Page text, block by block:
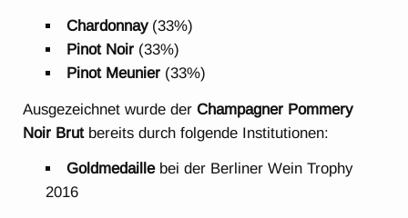
Chardonnay(33%)
Pinot Noir (33%)
Pinot Meunier (33%)
Ausgezeichnet wurde derChampagner Pommery
Noir Brutbereits durch folgende Institutionen:
Goldmedaillebei der Berliner Wein Trophy
2016